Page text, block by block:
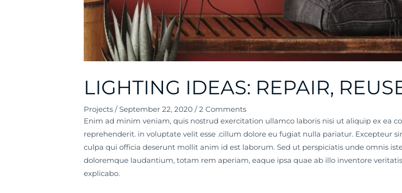
LIGHTING IDEAS: REPAIR,
Projects / September 22, 2020/2 Comments
Enim ad minim veniam, quis nostrud exercitation ullamco laboris nisi ut aliquip ex ea
reprehenderit. in voluptate velit esse .cillum dolore eu fugiat nulla pariatur. Excepteur
culpa qui officia deserunt mollit anim id est laborum. Sed ut perspiciatis unde omnis
doloremque laudantium, totam rem aperiam, eaque ipsa quae ab illo inventore
explicabo.